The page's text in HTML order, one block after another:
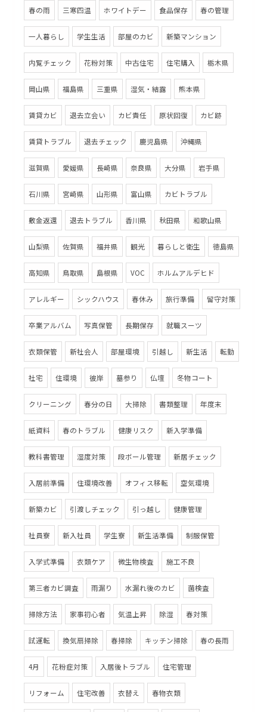
春の雨 三寒四温 ホワイトデー 食品保存 春の管理
一人暮らし 学生生活 部屋のカビ 新築マンション
内覧チェック 花粉対策 中古住宅 住宅購入 栃木県
岡山県 福島県 三重県 湿気・結露 熊本県
賃貸カビ 退去立会い カビ責任 原状回復 カビ跡
賃貸トラブル 退去チェック 鹿児島県 沖縄県
滋賀県 愛媛県 長崎県 奈良県 大分県 岩手県
石川県 宮崎県 山形県 富山県 カビトラブル
敷金返還 退去トラブル 香川県 秋田県 和歌山県
山梨県 佐賀県 福井県 観光 暮らしと衛生 徳島県
高知県 鳥取県 島根県 VOC ホルムアルデヒド
アレルギー シックハウス 春休み 旅行準備 留守対策
卒業アルバム 写真保管 長期保存 就職スーツ
衣類保管 新社会人 部屋環境 引越し 新生活 転勤
社宅 住環境 彼岸 墓参り 仏壇 冬物コート
クリーニング 春分の日 大掃除 書類整理 年度末
紙資料 春のトラブル 健康リスク 新入学準備
教科書管理 湿度対策 段ボール管理 新居チェック
入居前準備 住環境改善 オフィス移転 空気環境
新築カビ 引渡しチェック 引っ越し 健康管理
社員寮 新入社員 学生寮 新生活準備 制服保管
入学式準備 衣類ケア 微生物検査 施工不良
第三者カビ調査 雨漏り 水漏れ後のカビ 菌検査
掃除方法 家事初心者 気温上昇 除湿 春対策
試運転 換気扇掃除 春掃除 キッチン掃除 春の長雨
4月 花粉症対策 入居後トラブル 住宅管理
リフォーム 住宅改善 衣替え 春物衣類